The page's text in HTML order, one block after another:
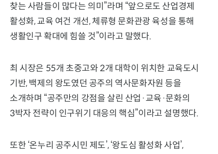
찾는 사람들이 많다는 의미”라며 “앞으로도 산업경제
활성화, 교육 여건 개선, 체류형 문화관광 육성을 통해
생활인구 확대에 힘쓸 것”이라고 말했다.
최 시장은 55개 초중고와 2개 대학이 위치한 교육도시
기반, 백제의 왕도였던 공주의 역사문화자원 등을
소개하며 “공주만의 강점을 살린 산업·교육·문화의
3박자 전략이 인구위기 대응의 핵심”이라고 설명했다.
또한 ‘온누리 공주시민 제도’, ‘왕도심 활성화 사업’,